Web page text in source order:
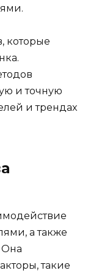
которые
и точную
и трендах
а также
такие